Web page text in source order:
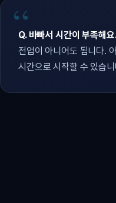
Q. 바빠서 시간이 부족해
전업이 아니어도 됩니다.
시간으로 시작할 수 있습